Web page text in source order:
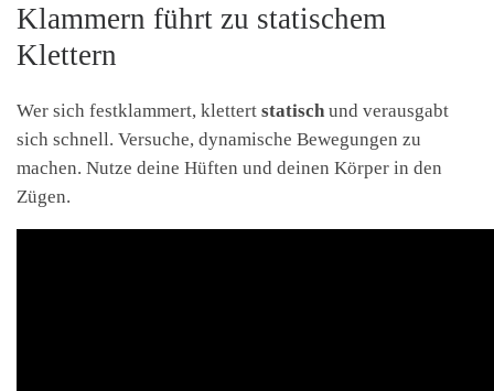
Klammern führt zu statischem
Klettern
Wer sich festklammert, klettert statisch und verausgabt
sich schnell. Versuche, dynamische Bewegungen zu
machen. Nutze deine Hüften und deinen Körper in den
Zügen.